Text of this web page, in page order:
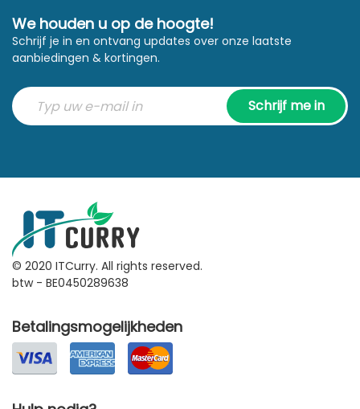
We houden u op de hoogte!
Schrijf je in en ontvang updates over onze laatste
aanbiedingen & kortingen.
Schrijf me in
© 2020 ITCurry. All rights reserved.
btw - BE0450289638
Betalingsmogelijkheden